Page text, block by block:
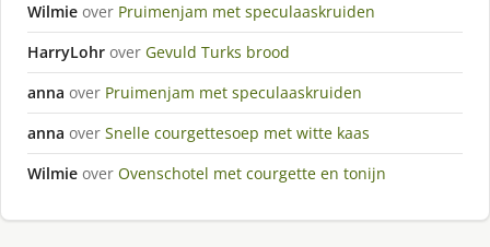
Wilmie over Pruimenjam met speculaaskruiden
HarryLohr over Gevuld Turks brood
anna over Pruimenjam met speculaaskruiden
anna over Snelle courgettesoep met witte kaas
Wilmie over Ovenschotel met courgette en tonijn